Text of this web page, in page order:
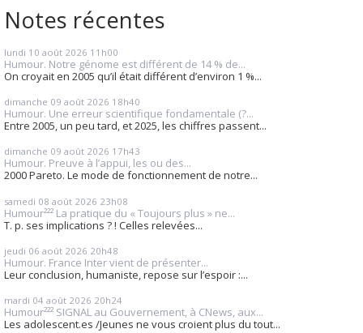
Notes récentes
lundi 10 août 2026 11h00
Humour. Notre génome est différent de 14 % de...
On croyait en 2005 qu’il était différent d’environ 1 %...
dimanche 09 août 2026 18h40
Humour. Une erreur scientifique fondamentale (?...
Entre 2005, un peu tard, et 2025, les chiffres passent...
dimanche 09 août 2026 17h43
Humour. Preuve à l’appui, les ou des...
2000 Pareto. Le mode de fonctionnement de notre...
samedi 08 août 2026 23h08
Humour²²² La pratique du « Toujours plus » ne...
T. p. ses implications ? ! Celles relevées...
jeudi 06 août 2026 20h48
Humour. France Inter vient de présenter...
Leur conclusion, humaniste, repose sur l’espoir :...
mardi 04 août 2026 20h24
Humour²²² SIGNAL au Gouvernement, à CNews, aux...
Les adolescent.es /Jeunes ne vous croient plus du tout...